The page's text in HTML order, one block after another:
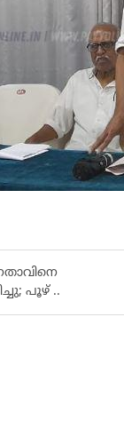
പൂഴ് ..